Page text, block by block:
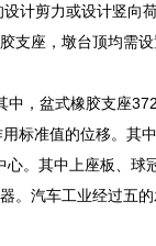
计剪力或设计竖向
支座，墩台顶均
，盆式橡胶支座
标准值的位移。其
。其中上座板、球
。汽车工业经过五